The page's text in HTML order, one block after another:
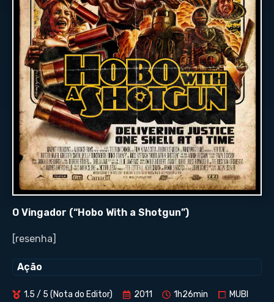
O Vingador (“Hobo With a Shotgun”)
[resenha]
Ação
1.5 / 5 (Nota do Editor) 2011 1h26min MUBI